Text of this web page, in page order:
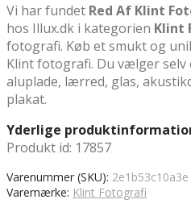
Vi har fundet Red Af Klint
hos Illux.dk i kategorien Klint
fotografi. Køb et smukt og
Klint fotografi. Du vælger selv
aluplade, lærred, glas,
plakat.
Yderlige
Produkt id: 17857
Varenummer (SKU): 2e1b53c10a3e
Varemærke: Klint Fotografi